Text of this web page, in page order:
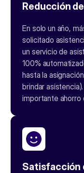
Reducción
En solo un año,
solicitado
un servicio de
100%
hasta la
brindar
importante ahorro
Satisfacción